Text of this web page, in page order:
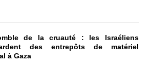
de la cruauté : les Israéliens
des entrepôts de matériel
à Gaza